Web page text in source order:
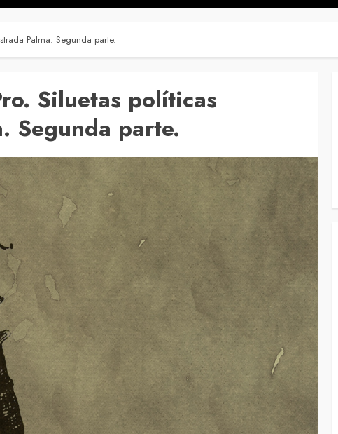
Palma. Segunda parte.
Siluetas políticas
Segunda parte.